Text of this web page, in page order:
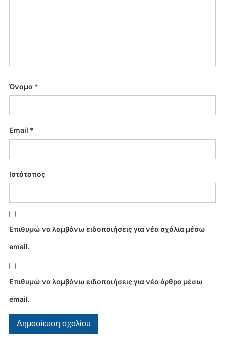
Όνομα *
Email *
Ιστότοπος
Επιθυμώ να λαμβάνω ειδοποιήσεις για νέα σχόλια μέσω
email.
Επιθυμώ να λαμβάνω ειδοποιήσεις για νέα άρθρα μέσω
email.